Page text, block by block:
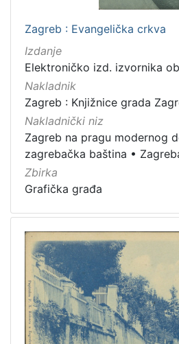
Zagreb : Evangelička crkva
Izdanje
Elektroničko izd. izvornika
Nakladnik
Zagreb : Knjižnice grada
Nakladnički niz
Zagreb na pragu modernog
zagrebačka baština •
Zbirka
Grafička građa